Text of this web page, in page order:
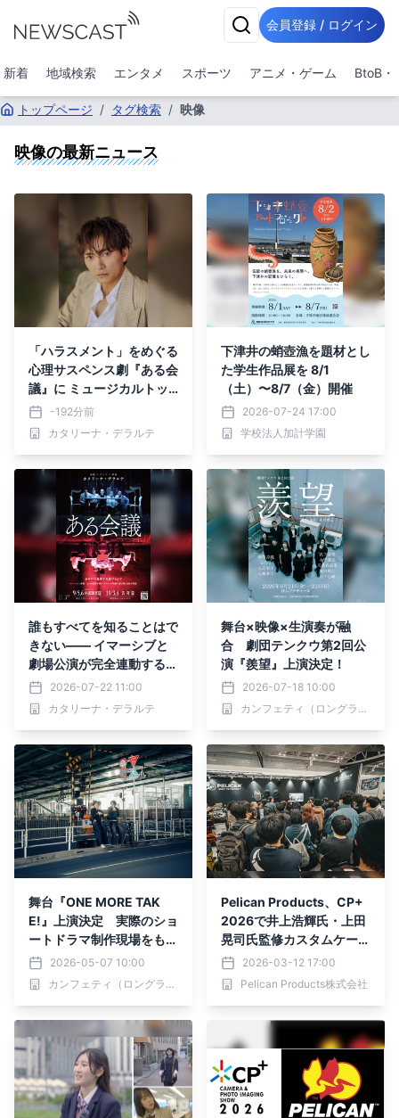
会員登録 / ログイン
新着 地域検索 エンタメ スポーツ アニメ・ゲーム BtoB・
トップページ / タグ検索 / 映像
映像の最新ニュース
「ハラスメント」をめぐる
心理サスペンス劇『ある会
議』に ミュージカルトッ
プ俳優・中河内雅貴が参加
決定 ラテン・ジャズ界で
活躍するSAYAKAが生演
-192分前
カタリーナ・デラルテ
下津井の蛸壺漁を題材とし
た学⽣作品展を 8/1
（⼟）〜8/7（⾦）開催
2026-07-24 17:00
学校法人加計学園
誰もすべてを知ることはで
きない―― イマーシブと
劇場公演が完全連動する、
前代未聞の心理サスペンス
劇「ある会議」上演決定。
あなたは真実を見抜ける
2026-07-22 11:00
カタリーナ・デラルテ
舞台×映像×生演奏が融
合 劇団テンクウ第2回公
演『羨望』上演決定！
2026-07-18 10:00
カンフェティ（ロングランプランニング株式会社）
舞台『ONE MORE TAK
E!』上演決定 実際のショ
ートドラマ制作現場をもと
にした、不器用な大人たち
のリスタートコメディ
2026-05-07 10:00
カンフェティ（ロングランプランニング株式会社）
Pelican Products、CP+
2026で井上浩輝氏・上田
晃司氏監修カスタムケース
を展示2026-03-12 17:00
Pelican Products株式会社